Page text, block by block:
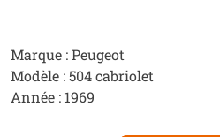
Marque : Peugeot
Modèle : 504 cabriolet
Année : 1969